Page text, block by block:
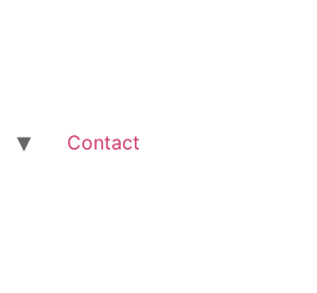
Contact